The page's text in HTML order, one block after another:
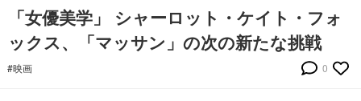
「女優美学」 シャーロット・ケイト・フォ
ックス、「マッサン」の次の新たな挑戦
#映画 0